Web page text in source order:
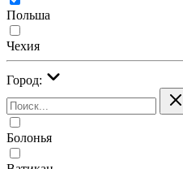
Польша
Чехия
Город:
Болонья